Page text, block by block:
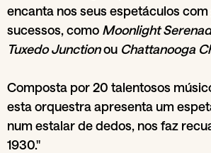
encanta nos seus espetáculos
sucessos, como Moonlight
Tuxedo Junctionou Chattanooga
Composta por 20 talentosos
esta orquestra apresenta um
num estalar de dedos, nos faz
1930."